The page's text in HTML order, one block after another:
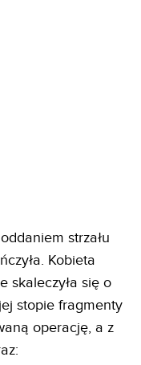
strzału
Kobieta
skaleczyła się o
stopie fragmenty
operację, a z